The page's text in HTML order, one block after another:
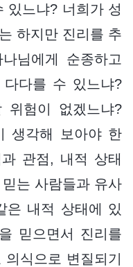
있느냐? 너희가 성
하지만 진리를 추
님에게 순종하고
다를 수 있느냐?
위험이 없겠느냐?
생각해 보아야 한
관점, 내적 상태
는 사람들과 유사
은 내적 상태에 있
믿으면서 진리를
식으로 변질되기